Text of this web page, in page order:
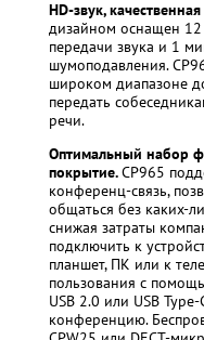
HD-звук, качественная
дизайном оснащен
передачи звука и 1
шумоподавления.
широком диапазоне
передать
речи.
Оптимальный набор
покрытие.CP965
конференц-связь,
общаться без каких-
снижая затраты
подключить к
планшет, ПК или к
пользования с
USB 2.0 или USB
конференцию.